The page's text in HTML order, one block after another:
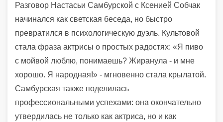
Разговор Настасьи Самбурской с Ксенией Собчак
начинался как светская беседа, но быстро
превратился в психологическую дуэль. Культовой
стала фраза актрисы о простых радостях: «Я пиво
с мойвой люблю, понимаешь? Жиранула - и мне
хорошо. Я народная!» - мгновенно стала крылатой.
Самбурская также поделилась
профессиональными успехами: она окончательно
утвердилась не только как актриса, но и как